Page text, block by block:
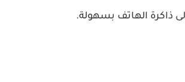
ذاكرة الهاتف بسهولة.